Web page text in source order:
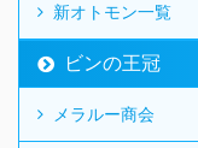
新オトモン一覧
ビンの王冠
メラルー商会